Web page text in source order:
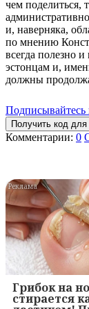
чем поделиться,
и, наверняка,
по мнению
всегда полезно и
эстонцам и,
должны
Получить код для
Комментарии: 0
Грибок на
стирается